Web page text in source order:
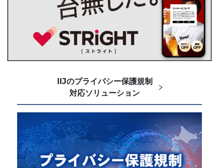
IIJのプライバシー保護規制
対応ソリューション